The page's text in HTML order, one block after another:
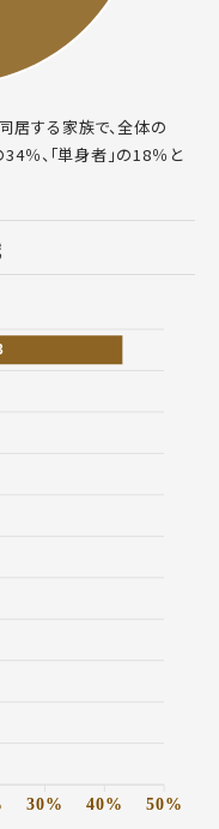
居する家族で、全体の
％、「単身者」の18％と
50%
40%
30%